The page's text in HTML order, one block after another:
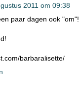
2011 om 09:38
paar dagen ook "om"!
barbaralisette/